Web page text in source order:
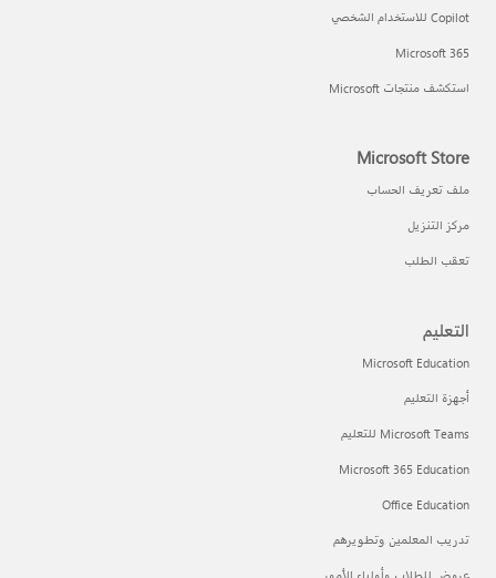
Copilot للاستخدام الشخصي
Microsoft 365
استكشف منتجات Microsoft
Microsoft Store
ملف تعريف الحساب
مركز التنزيل
تعقب الطلب
التعليم
Microsoft Education
أجهزة التعليم
Microsoft Teams للتعليم
Microsoft 365 Education
Office Education
تدريب المعلمين وتطويرهم